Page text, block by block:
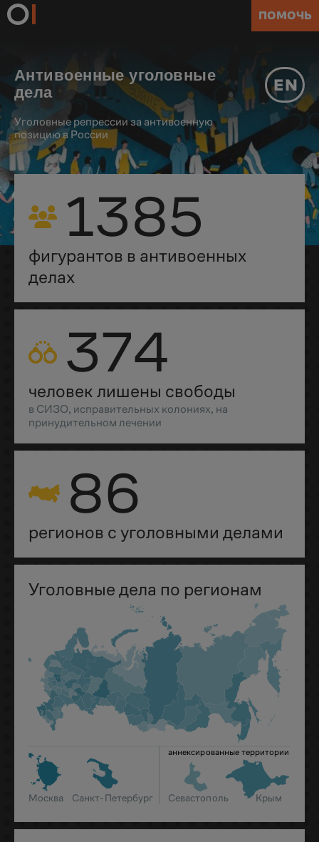
ПОМОЧЬ
Антивоенные уголовные
дела
Уголовные репрессии за антивоенную
позицию в России
EN
1385
фигурантов в антивоенных
делах
374
человек лишены свободы
в СИЗО, исправительных колониях, на
принудительном лечении
86
регионов с уголовными делами
Уголовные дела по регионам
аннексированные территории
Крым
Севастополь
Москва Санкт-Петербург